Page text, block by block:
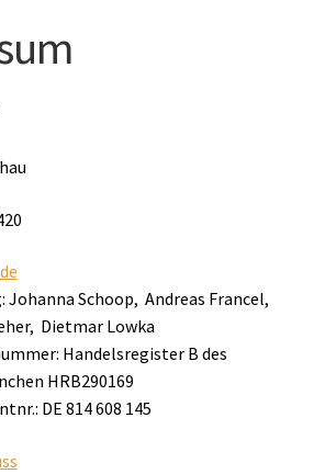
Johanna Schoop, Andreas Francel,
Dietmar Lowka
Handelsregister B des
HRB290169
DE 814 608 145